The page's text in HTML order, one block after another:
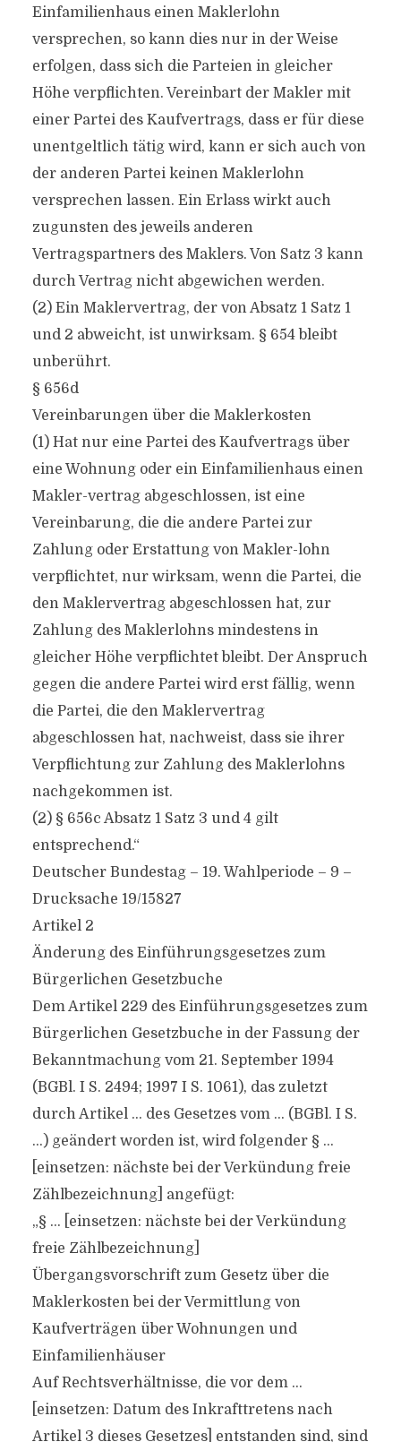
Einfamilienhaus einen Maklerlohn
versprechen, so kann dies nur in der Weise
erfolgen, dass sich die Parteien in gleicher
Höhe verpflichten. Vereinbart der Makler mit
einer Partei des Kaufvertrags, dass er für diese
unentgeltlich tätig wird, kann er sich auch von
der anderen Partei keinen Maklerlohn
versprechen lassen. Ein Erlass wirkt auch
zugunsten des jeweils anderen
Vertragspartners des Maklers. Von Satz 3 kann
durch Vertrag nicht abgewichen werden.
(2) Ein Maklervertrag, der von Absatz 1 Satz 1
und 2 abweicht, ist unwirksam. § 654 bleibt
unberührt.
§ 656d
Vereinbarungen über die Maklerkosten
(1) Hat nur eine Partei des Kaufvertrags über
eine Wohnung oder ein Einfamilienhaus einen
Makler-vertrag abgeschlossen, ist eine
Vereinbarung, die die andere Partei zur
Zahlung oder Erstattung von Makler-lohn
verpflichtet, nur wirksam, wenn die Partei, die
den Maklervertrag abgeschlossen hat, zur
Zahlung des Maklerlohns mindestens in
gleicher Höhe verpflichtet bleibt. Der Anspruch
gegen die andere Partei wird erst fällig, wenn
die Partei, die den Maklervertrag
abgeschlossen hat, nachweist, dass sie ihrer
Verpflichtung zur Zahlung des Maklerlohns
nachgekommen ist.
(2) § 656c Absatz 1 Satz 3 und 4 gilt
entsprechend.“
Deutscher Bundestag – 19. Wahlperiode – 9 –
Drucksache 19/15827
Artikel 2
Änderung des Einführungsgesetzes zum
Bürgerlichen Gesetzbuche
Dem Artikel 229 des Einführungsgesetzes zum
Bürgerlichen Gesetzbuche in der Fassung der
Bekanntmachung vom 21. September 1994
(BGBl. I S. 2494; 1997 I S. 1061), das zuletzt
durch Artikel … des Gesetzes vom … (BGBl. I S.
…) geändert worden ist, wird folgender § …
[einsetzen: nächste bei der Verkündung freie
Zählbezeichnung] angefügt:
„§ … [einsetzen: nächste bei der Verkündung
freie Zählbezeichnung]
Übergangsvorschrift zum Gesetz über die
Maklerkosten bei der Vermittlung von
Kaufverträgen über Wohnungen und
Einfamilienhäuser
Auf Rechtsverhältnisse, die vor dem …
[einsetzen: Datum des Inkrafttretens nach
Artikel 3 dieses Gesetzes] entstanden sind, sind